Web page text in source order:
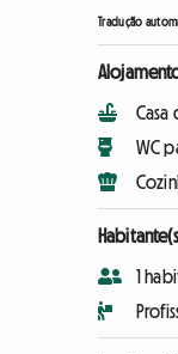
Tradução
WC
1